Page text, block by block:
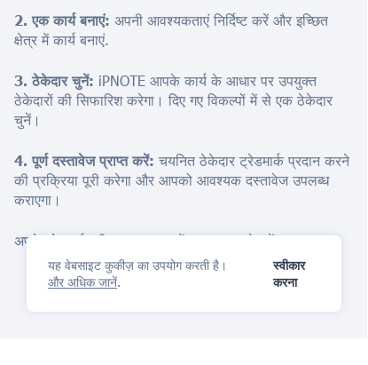
यह वेबसाइट कुकीज़ का उपयोग करती है।
और अधिक जानें.
स्वीकार
करना
2. एक कार्य बनाएं: अपनी आवश्यकताएं निर्दिष्ट करें और इच्छित
क्षेत्र में कार्य बनाएं.
3. ठेकेदार चुनें: iPNOTE आपके कार्य के आधार पर उपयुक्त
ठेकेदारों की सिफारिश करेगा। दिए गए विकल्पों में से एक ठेकेदार
चुनें।
4. पूर्ण दस्तावेज प्राप्त करें: चयनित ठेकेदार ट्रेडमार्क प्रदान करने
की प्रक्रिया पूरी करेगा और आपको आवश्यक दस्तावेज उपलब्ध
कराएगा।
अपने ट्रेडमार्क की सुरक्षा शुरू करेंiPNOTEस्पेन में आज.